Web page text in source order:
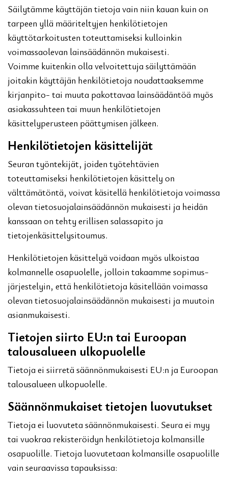
Säilytämme käyttäjän tietoja vain niin kauan kuin on
tarpeen yllä määriteltyjen henkilötietojen
käyttötarkoitusten toteuttamiseksi kulloinkin
voimassaolevan lainsäädännön mukaisesti.
Voimme kuitenkin olla velvoitettuja säilyttämään
joitakin käyttäjän henkilötietoja noudattaaksemme
kirjanpito- tai muuta pakottavaa lainsäädäntöä myös
asiakassuhteen tai muun henkilötietojen
käsittelyperusteen päättymisen jälkeen.
Henkilötietojen käsittelijät
Seuran työntekijät, joiden työtehtävien
toteuttamiseksi henkilötietojen käsittely on
välttämätöntä, voivat käsitellä henkilötietoja voimassa
olevan tietosuojalainsäädännön mukaisesti ja heidän
kanssaan on tehty erillisen salassapito ja
tietojenkäsittelysitoumus.
Henkilötietojen käsittelyä voidaan myös ulkoistaa
kolmannelle osapuolelle, jolloin takaamme sopimus-
järjestelyin, että henkilötietoja käsitellään voimassa
olevan tietosuojalainsäädännön mukaisesti ja muutoin
asianmukaisesti.
Tietojen siirto EU:n tai Euroopan
talousalueen ulkopuolelle
Tietoja ei siirretä säännönmukaisesti EU:n ja Euroopan
talousalueen ulkopuolelle.
Säännönmukaiset tietojen luovutukset
Tietoja ei luovuteta säännönmukaisesti. Seura ei myy
tai vuokraa rekisteröidyn henkilötietoja kolmansille
osapuolille. Tietoja luovutetaan kolmansille osapuolille
vain seuraavissa tapauksissa: